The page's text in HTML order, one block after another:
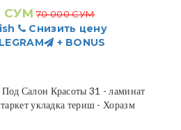
СУМ 70 000 СУМ
Снизить цену
+ BONUS